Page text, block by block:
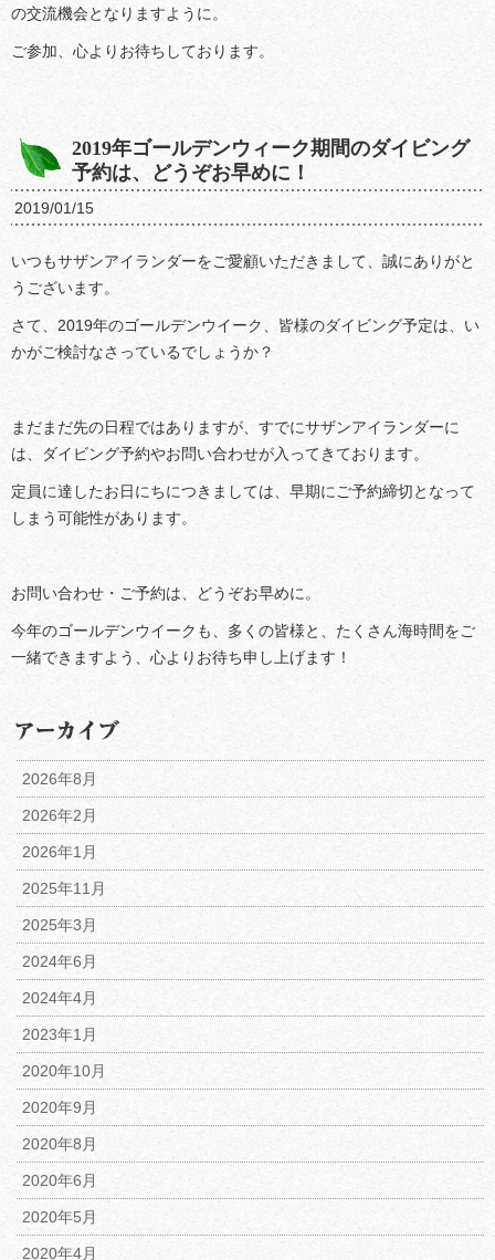
の交流機会となりますように。
ご参加、心よりお待ちしております。
2019年ゴールデンウィーク期間のダイビング
予約は、どうぞお早めに！
2019/01/15
いつもサザンアイランダーをご愛顧いただきまして、誠にありがと
うございます。
さて、2019年のゴールデンウイーク、皆様のダイビング予定は、い
かがご検討なさっているでしょうか？
まだまだ先の日程ではありますが、すでにサザンアイランダーに
は、ダイビング予約やお問い合わせが入ってきております。
定員に達したお日にちにつきましては、早期にご予約締切となって
しまう可能性があります。
お問い合わせ・ご予約は、どうぞお早めに。
今年のゴールデンウイークも、多くの皆様と、たくさん海時間をご
一緒できますよう、心よりお待ち申し上げます！
2026年8月
2026年2月
2026年1月
2025年11月
2025年3月
2024年6月
2024年4月
2023年1月
2020年10月
2020年9月
2020年8月
2020年6月
2020年5月
2020年4月